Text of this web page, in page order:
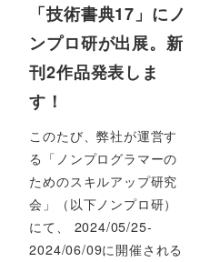
「技術書典17」にノ
ンプロ研が出展。新
刊2作品発表しま
す！
このたび、弊社が運営す
る「ノンプログラマーの
ためのスキルアップ研究
会」（以下ノンプロ研）
にて、 2024/05/25-
2024/06/09に開催される